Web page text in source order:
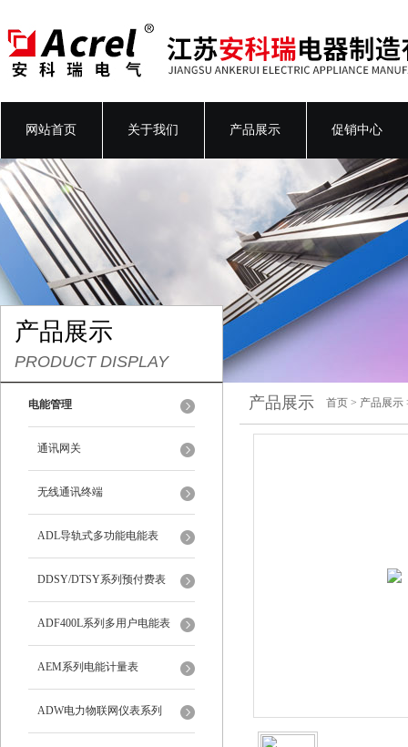
网站首页 关于我们 产品展示 促销中心
产品展示
PRODUCT DISPLAY
电能管理
通讯网关
无线通讯终端
ADL导轨式多功能电能表
DDSY/DTSY系列预付费表
ADF400L系列多用户电能表
AEM系列电能计量表
ADW电力物联网仪表系列
产品展示 首页 > 产品展示